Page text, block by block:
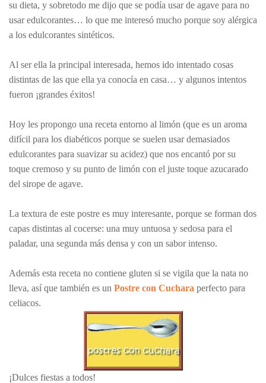
su dieta, y sobretodo me dijo que se podía usar de agave para no
usar edulcorantes… lo que me interesó mucho porque soy alérgica
a los edulcorantes sintéticos.
Al ser ella la principal interesada, hemos ido intentado cosas
distintas de las que ella ya conocía en casa… y algunos intentos
fueron ¡grandes éxitos!
Hoy les propongo una receta entorno al limón (que es un aroma
difícil para los diabéticos porque se suelen usar demasiados
edulcorantes para suavizar su acidez) que nos encantó por su
toque cremoso y su punto de limón con el juste toque azucarado
del sirope de agave.
La textura de este postre es muy interesante, porque se forman dos
capas distintas al cocerse: una muy untuosa y sedosa para el
paladar, una segunda más densa y con un sabor intenso.
Además esta receta no contiene gluten si se vigila que la nata no
lleva, así que también es un Postre con Cuchara perfecto para
celiacos.
¡Dulces fiestas a todos!